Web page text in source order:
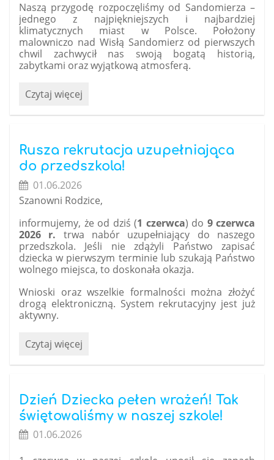
Naszą przygodę rozpoczęliśmy od Sandomierza –
jednego z najpiękniejszych i najbardziej
klimatycznych miast w Polsce. Położony
malowniczo nad Wisłą Sandomierz od pierwszych
chwil zachwycił nas swoją bogatą historią,
zabytkami oraz wyjątkową atmosferą.
Niezapomniana
–
relacja
z
naszej
wycieczki
do
Sandomierza:
Czytaj więcej
Rusza rekrutacja uzupełniająca
do przedszkola!
01.06.2026
Szanowni Rodzice,
informujemy, że od dziś (1 czerwca) do 9 czerwca
2026 r. trwa nabór uzupełniający do naszego
przedszkola. Jeśli nie zdążyli Państwo zapisać
dziecka w pierwszym terminie lub szukają Państwo
wolnego miejsca, to doskonała okazja.
Wnioski oraz wszelkie formalności można złożyć
drogą elektroniczną. System rekrutacyjny jest już
aktywny.
Rusza
przedszkola!:
Czytaj więcej
Dzień Dziecka pełen wrażeń! Tak
świętowaliśmy w naszej szkole!
01.06.2026